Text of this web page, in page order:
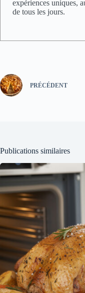
expériences uniques,
de tous les jours.
PRÉCÉDENT
Publications similaires